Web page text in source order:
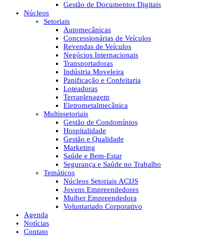
Gestão de Documentos Digitais
Núcleos
Setoriais
Automecânicas
Concessionárias de Veículos
Revendas de Veículos
Negócios Internacionais
Transportadoras
Indústria Moveleira
Panificação e Confeitaria
Loteadoras
Terraplenagem
Eletrometalmecânica
Multissetoriais
Gestão de Condomínios
Hospitalidade
Gestão e Qualidade
Marketing
Saúde e Bem-Estar
Segurança e Saúde no Trabalho
Temáticos
Núcleos Setoriais ACIJS
Jovens Empreendedores
Mulher Empreendedora
Voluntariado Corporativo
Agenda
Notícias
Contato